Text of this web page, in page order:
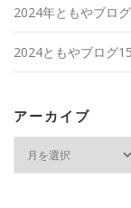
2024年ともやブロ
2024ともやブログ15
アーカイブ